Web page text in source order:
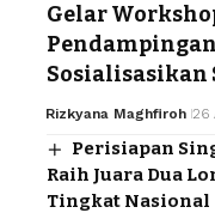
Gelar
Pendampingan
Rizkyana Maghfiroh 26
Perisiapan
Raih Juara Dua
Tingkat Nasional